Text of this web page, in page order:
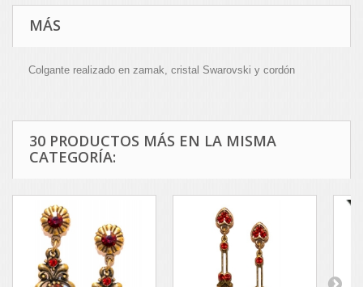
MÁS
Colgante realizado en zamak, cristal Swarovski y cordón
30 PRODUCTOS MÁS EN LA MISMA
CATEGORÍA: